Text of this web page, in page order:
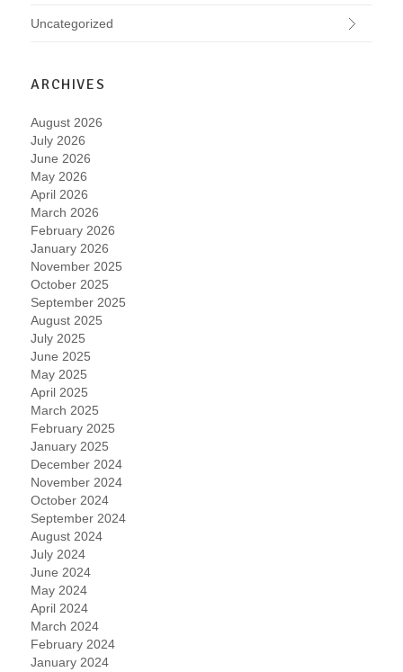
Uncategorized
ARCHIVES
August 2026
July 2026
June 2026
May 2026
April 2026
March 2026
February 2026
January 2026
November 2025
October 2025
September 2025
August 2025
July 2025
June 2025
May 2025
April 2025
March 2025
February 2025
January 2025
December 2024
November 2024
October 2024
September 2024
August 2024
July 2024
June 2024
May 2024
April 2024
March 2024
February 2024
January 2024